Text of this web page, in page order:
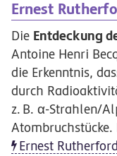
Ernest
Die Entdeckung
Antoine Henri
die Erkenntnis,
durch
z. B. α-Strahlen/
Atombruchstücke.
Ernest Rutherford